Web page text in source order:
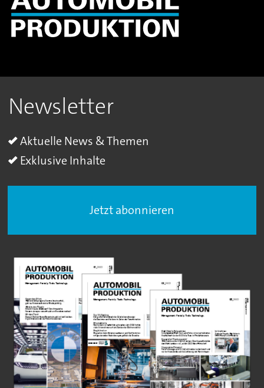
Newsletter
Aktuelle News & Themen
Exklusive Inhalte
Jetzt abonnieren